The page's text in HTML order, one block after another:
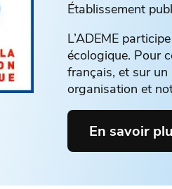
Établissement
L’ADEME
écologique. Pour
français, et sur un
organisation et
En savoir